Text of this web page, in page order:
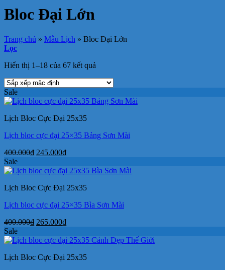
Bloc Đại Lớn
Trang chủ » Mẫu Lịch » Bloc Đại Lớn
Lọc
Hiển thị 1–18 của 67 kết quả
Sale
Lịch Bloc Cực Đại 25x35
Lịch bloc cực đại 25×35 Bảng Sơn Mài
400.000₫ Giá
là:
245.000₫Giá
tại
245.000₫.
Sale
Lịch Bloc Cực Đại 25x35
Lịch bloc cực đại 25×35 Bìa Sơn Mài
400.000₫ Giá
là:
265.000₫Giá
tại
265.000₫.
Sale
Lịch Bloc Cực Đại 25x35